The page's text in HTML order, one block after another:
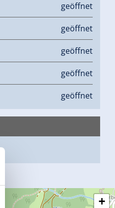
geöffnet
geöffnet
geöffnet
geöffnet
geöffnet
+